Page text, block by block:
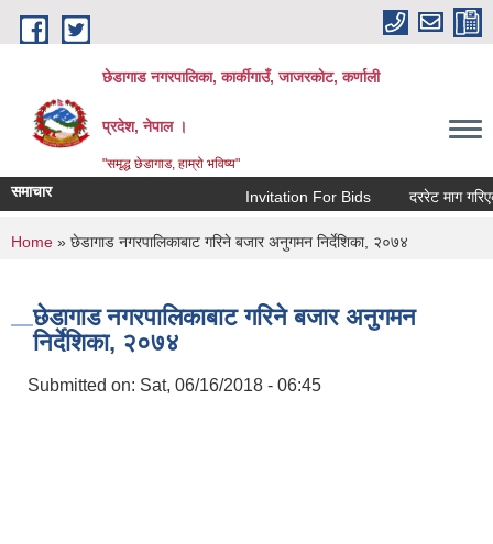
Skip to main content
छेडागाड नगरपालिका, कार्कीगाउँ, जाजरकाेट, कर्णाली
प्रदेश, नेपाल ।
"समृद्ध छेडागाड, हाम्रो भविष्य"
समाचार Invitation For Bids दररेट माग गरिएको
You are here
Home » छेडागाड नगरपालिकाबाट गरिने बजार अनुगमन निर्देशिका, २०७४
छेडागाड नगरपालिकाबाट गरिने बजार अनुगमन
निर्देशिका, २०७४
Submitted on: Sat, 06/16/2018 - 06:45